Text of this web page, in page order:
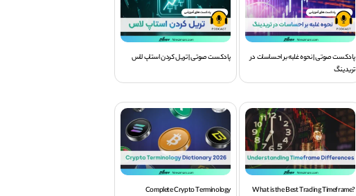
پادکست صوتی | نحوه غلبه بر احساسات در
تریدینگ
پادکست صوتی | تریل کردن استاپ لاس
What is the Best Trading Timeframe?
Complete Crypto Terminology